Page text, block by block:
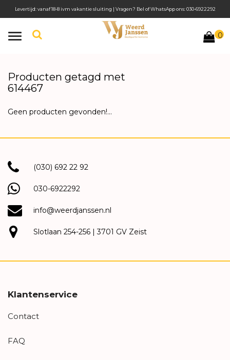
Toggle
0
Levertijd: vanaf 18-8 ivm vakantie sluiting | Vragen? Bel of WhatsApp ons: 030-6922292
Producten getagd met
614467
Geen producten gevonden!...
(030) 692 22 92
030-6922292
info@weerdjanssen.nl
Slotlaan 254-256 | 3701 GV Zeist
Klantenservice
Contact
FAQ